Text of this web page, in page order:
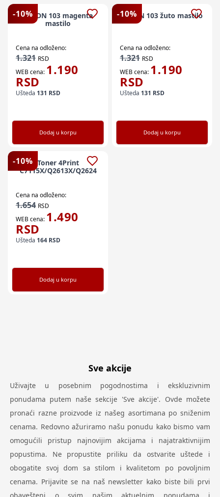
-10%
EPSON 103 magenta
mastilo
Cena na odloženo:
1.321 RSD
WEB cena: 1.190
RSD
Ušteda 131 RSD
Dodaj u korpu
-10%
EPSON 103 žuto mastilo
Cena na odloženo:
1.321 RSD
WEB cena: 1.190
RSD
Ušteda 131 RSD
Dodaj u korpu
-10% Toner 4Print
C7115X/Q2613X/Q2624
Cena na odloženo:
1.654 RSD
WEB cena: 1.490
RSD
Ušteda 164 RSD
Dodaj u korpu
Sve akcije
Uživajte u posebnim pogodnostima i ekskluzivnim
ponudama putem naše sekcije 'Sve akcije'. Ovde možete
pronaći razne proizvode iz našeg asortimana po sniženim
cenama. Redovno ažuriramo našu ponudu kako bismo vam
omogućili pristup najnovijim akcijama i najatraktivnijim
popustima. Ne propustite priliku da ostvarite uštede i
obogatite svoj dom sa stilom i kvalitetom po povoljnim
cenama. Prijavite se na naš newsletter kako biste bili prvi